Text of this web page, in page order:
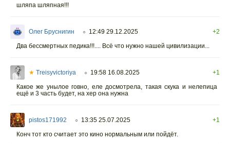
шляпа шляпная!!!
Олег Бруснигин ○ 12:49 29.12.2025
+2
Два бессмертных педика!!!.... Всё что нужно нашей цивилизации...
★ Treisyvictoriya ○ 19:58 16.08.2025
+1
Какое же унылое говно, еле досмотрела, такая скука и нелепица
ещё и 3 часть будет, на хер она нужна
pistos171992 ○ 13:35 25.07.2025
+1
Конч тот кто считает это кино нормальным или пойдёт.